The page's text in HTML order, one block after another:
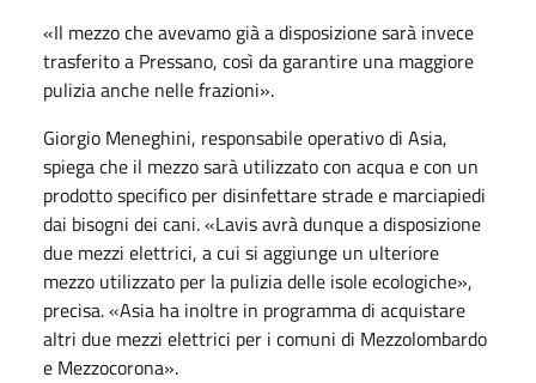
«Il mezzo che avevamo già a disposizione sarà invece
trasferito a Pressano, così da garantire una maggiore
pulizia anche nelle frazioni».
Giorgio Meneghini, responsabile operativo di Asia,
spiega che il mezzo sarà utilizzato con acqua e con un
prodotto specifico per disinfettare strade e marciapiedi
dai bisogni dei cani. «Lavis avrà dunque a disposizione
due mezzi elettrici, a cui si aggiunge un ulteriore
mezzo utilizzato per la pulizia delle isole ecologiche»,
precisa. «Asia ha inoltre in programma di acquistare
altri due mezzi elettrici per i comuni di Mezzolombardo
e Mezzocorona».